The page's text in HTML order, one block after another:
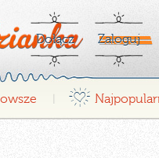
Dołącz Zaloguj
¤